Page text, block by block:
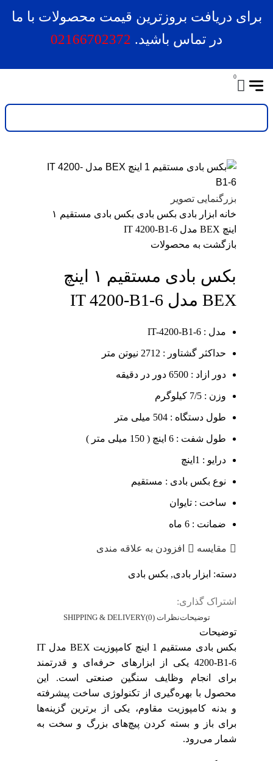
برای دریافت بروزترین قیمت محصولات با ما
در تماس باشید. 02166702372
0
بزرگنمایی تصویر
خانه ابزار بادی بکس بادی
بکس بادی مستقیم ۱
اینچ BEX مدل IT 4200-B1-6
بازگشت به محصولات
بکس بادی مستقیم ۱ اینچ
BEX مدل IT 4200-B1-6
مدل : IT-4200-B1-6
حداکثر گشتاور : 2712 نیوتن متر
دور ازاد : 6500 دور در دقیقه
وزن : 7/5 کیلوگرم
طول دستگاه : 504 میلی متر
طول شفت : 6 اینچ ( 150 میلی متر )
درایو : 1اینچ
نوع بکس بادی : مستقیم
ساخت : تایوان
ضمانت : 6 ماه
مقایسه افزودن به علاقه مندی
دسته: ابزار بادی, بکس بادی
اشتراک گذاری:
توضیحاتنظرات (0) SHIPPING & DELIVERY
توضیحات
بکس بادی مستقیم 1 اینچ کامپوزیت BEX مدل IT
4200-B1-6 یکی از ابزارهای حرفه‌ای و قدرتمند
برای انجام وظایف سنگین صنعتی است. این
محصول با بهره‌گیری از تکنولوژی ساخت پیشرفته
و بدنه کامپوزیت مقاوم، یکی از برترین گزینه‌ها
برای باز و بسته کردن پیچ‌های بزرگ و سخت به
شمار می‌رود.